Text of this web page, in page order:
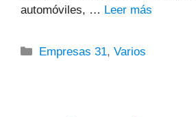
automóviles, … Leer más
Categorías
Empresas 31,Varios